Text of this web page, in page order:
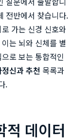
전반에서 찾습니다.
가는 신경 신호와
는 뇌와 신체를 별
로 보는 통합적인
신과 추천 목록과
.
적 데이터